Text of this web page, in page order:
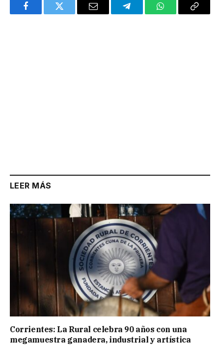
FacebookTwitter Email TelegramWhatsAppCopy
LEER MÁS
Corrientes: La Rural celebra 90 años con una
megamuestra ganadera, industrial y artística